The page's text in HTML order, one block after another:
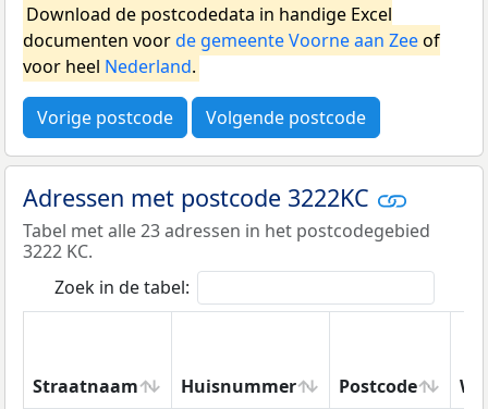
Download de postcodedata in handige Excel
documenten voorde gemeente Voorne aan Zeeof
voor heel Nederland.
Vorige postcode Volgende postcode
Adressen met postcode 3222KC
Tabel met alle 23 adressen in het postcodegebied
3222 KC.
Zoek in de tabel:
Straatnaam Huisnummer Postcode